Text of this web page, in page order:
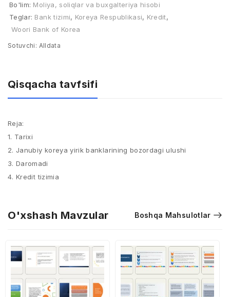
Bo'lim: Moliya, soliqlar va buxgalteriya hisobi
Teglar: Bank tizimi, Koreya Respublikasi, Kredit,
Woori Bank of Korea
Sotuvchi: Alldata
Qisqacha tavfsifi
Reja:
1. Tarixi
2. Janubiy koreya yirik banklarining bozordagi ulushi
3. Daromadi
4. Kredit tizimia
O'xshash Mavzular Boshqa Mahsulotlar